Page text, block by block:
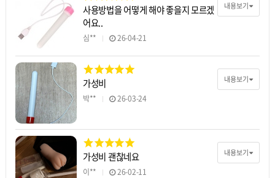
내용보기
사용방법을 어떻게 해야 좋을지 모르겠
어요..
심** 26-04-21
내용보기
가성비
박** 26-03-24
내용보기
가성비 괜찮네요
이** 26-02-11